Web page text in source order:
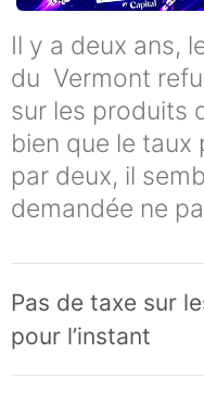
Il y a deux ans,
du Vermont
sur les produits
bien que le
par deux, il
demandée ne
Pas de taxe sur
pour l’instant